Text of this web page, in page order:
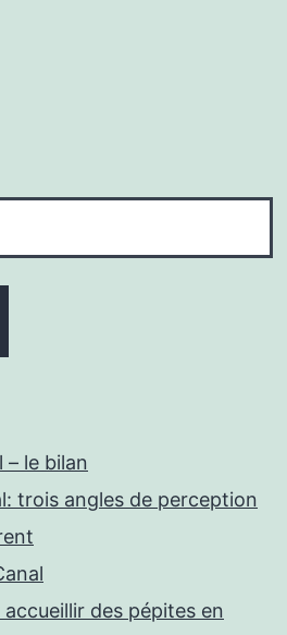
– le bilan
trois angles de perception
des pépites en